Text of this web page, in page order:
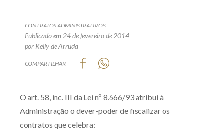
Guia de Direitos dos Titulares de Dados
Encarregado (contato)
Zênite Fácil IA
Zênite Play
CONTRATOS ADMINISTRATIVOS
Publicado em 24 de fevereiro de 2014
por Kelly de Arruda
COMPARTILHAR
O art. 58, inc. III da Lei nº 8.666/93 atribui à
Administração o dever-poder de fiscalizar os
contratos que celebra: